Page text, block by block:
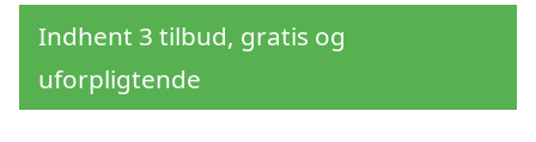
Indhent 3 tilbud, gratis og
uforpligtende